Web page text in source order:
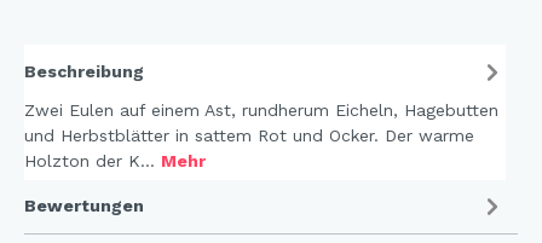
Beschreibung
Zwei Eulen auf einem Ast, rundherum Eicheln, Hagebutten
und Herbstblätter in sattem Rot und Ocker. Der warme
Holzton der K… Mehr
Bewertungen